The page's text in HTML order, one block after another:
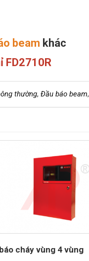
beam khác
FD2710R
thường, Đầu báo beam,
cháy vùng 4 vùng